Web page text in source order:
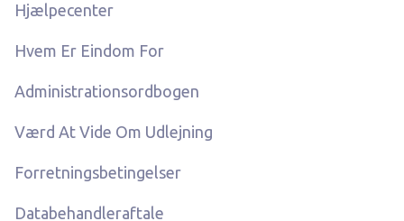
Hjælpecenter
Hvem Er Eindom For
Administrationsordbogen
Værd At Vide Om Udlejning
Forretningsbetingelser
Databehandleraftale